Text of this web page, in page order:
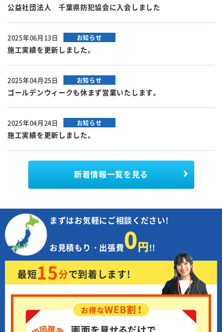
公益社団法人 千葉県防犯協会に入会しました
2025年06月13日 お知らせ
施工実績を更新しました。
2025年04月25日 お知らせ
ゴールデンウィークも休まず営業いたします。
2025年04月24日 お知らせ
施工実績を更新しました。
新着情報一覧を見る
まずはお気軽にご相談ください!
お見積もり・出張費0円!!
最短15分で到着します!